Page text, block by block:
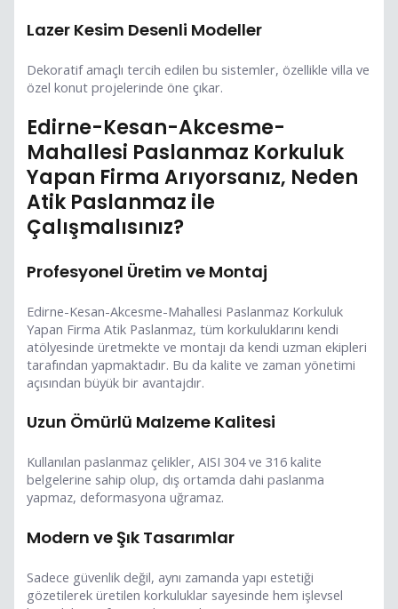
Lazer Kesim Desenli Modeller
Dekoratif amaçlı tercih edilen bu sistemler, özellikle villa ve
özel konut projelerinde öne çıkar.
Edirne-Kesan-Akcesme-
Mahallesi Paslanmaz Korkuluk
Yapan Firma Arıyorsanız, Neden
Atik Paslanmaz ile
Çalışmalısınız?
Profesyonel Üretim ve Montaj
Edirne-Kesan-Akcesme-Mahallesi Paslanmaz Korkuluk
Yapan Firma Atik Paslanmaz, tüm korkuluklarını kendi
atölyesinde üretmekte ve montajı da kendi uzman ekipleri
tarafından yapmaktadır. Bu da kalite ve zaman yönetimi
açısından büyük bir avantajdır.
Uzun Ömürlü Malzeme Kalitesi
Kullanılan paslanmaz çelikler, AISI 304 ve 316 kalite
belgelerine sahip olup, dış ortamda dahi paslanma
yapmaz, deformasyona uğramaz.
Modern ve Şık Tasarımlar
Sadece güvenlik değil, aynı zamanda yapı estetiği
gözetilerek üretilen korkuluklar sayesinde hem işlevsel